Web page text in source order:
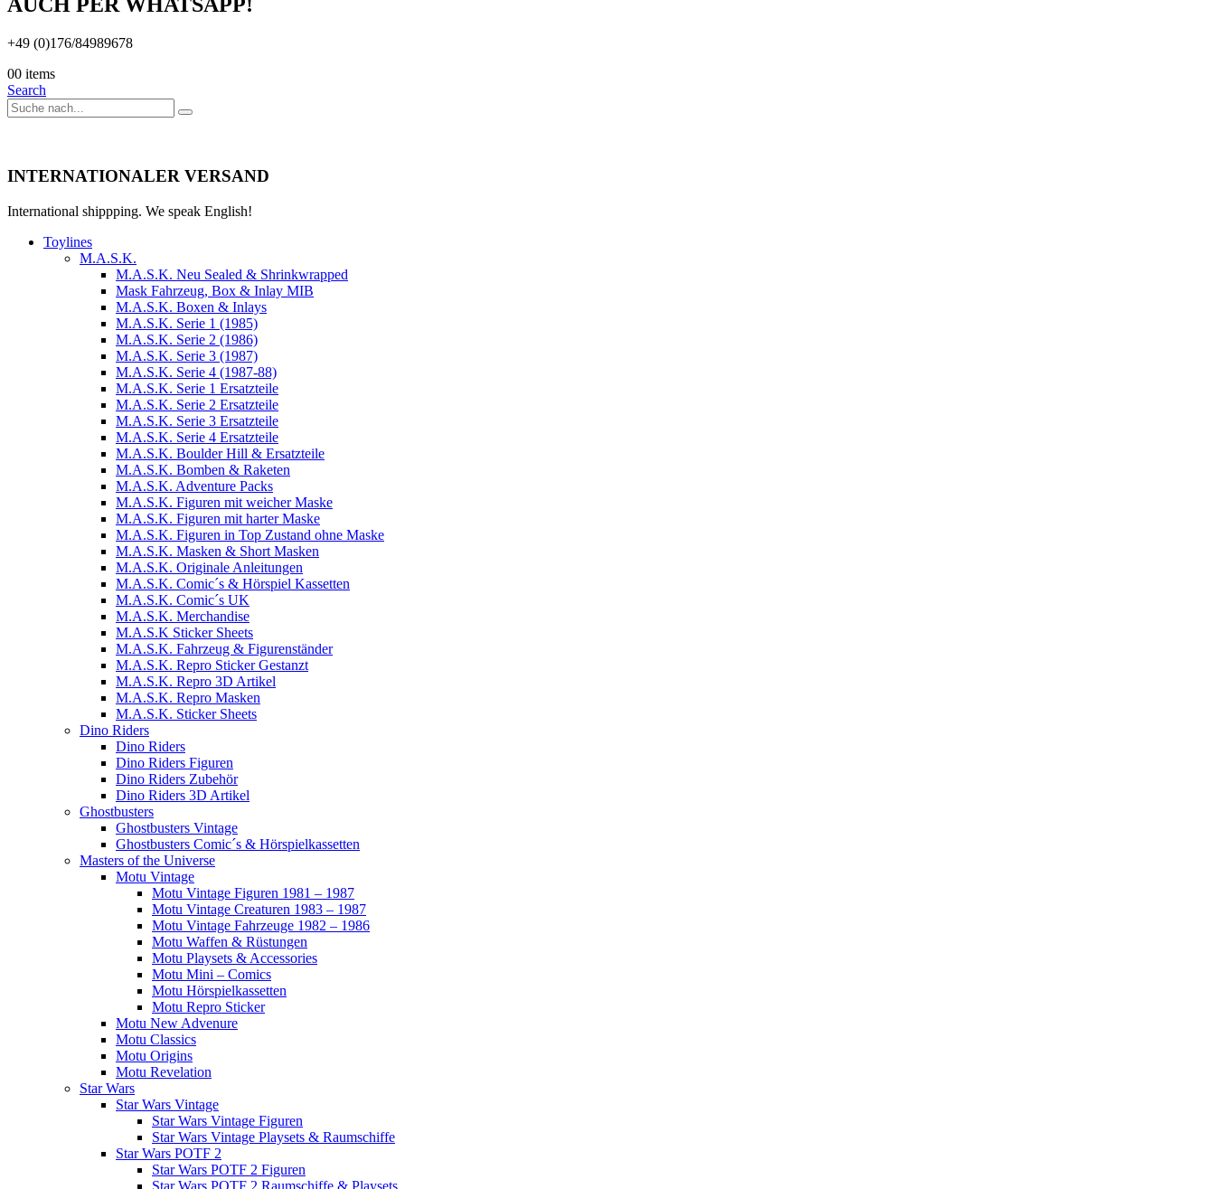
+49 (0)176/84989678
00 items
Search
INTERNATIONALER VERSAND
International shippping. We speak English!
Toylines
M.A.S.K.
M.A.S.K. Neu Sealed & Shrinkwrapped
Mask Fahrzeug, Box & Inlay MIB
M.A.S.K. Boxen & Inlays
M.A.S.K. Serie 1 (1985)
M.A.S.K. Serie 2 (1986)
M.A.S.K. Serie 3 (1987)
M.A.S.K. Serie 4 (1987-88)
M.A.S.K. Serie 1 Ersatzteile
M.A.S.K. Serie 2 Ersatzteile
M.A.S.K. Serie 3 Ersatzteile
M.A.S.K. Serie 4 Ersatzteile
M.A.S.K. Boulder Hill & Ersatzteile
M.A.S.K. Bomben & Raketen
M.A.S.K. Adventure Packs
M.A.S.K. Figuren mit weicher Maske
M.A.S.K. Figuren mit harter Maske
M.A.S.K. Figuren in Top Zustand ohne Maske
M.A.S.K. Masken & Short Masken
M.A.S.K. Originale Anleitungen
M.A.S.K. Comic´s & Hörspiel Kassetten
M.A.S.K. Comic´s UK
M.A.S.K. Merchandise
M.A.S.K Sticker Sheets
M.A.S.K. Fahrzeug & Figurenständer
M.A.S.K. Repro Sticker Gestanzt
M.A.S.K. Repro 3D Artikel
M.A.S.K. Repro Masken
M.A.S.K. Sticker Sheets
Dino Riders
Dino Riders
Dino Riders Figuren
Dino Riders Zubehör
Dino Riders 3D Artikel
Ghostbusters
Ghostbusters Vintage
Ghostbusters Comic´s & Hörspielkassetten
Masters of the Universe
Motu Vintage
Motu Vintage Figuren 1981 – 1987
Motu Vintage Creaturen 1983 – 1987
Motu Vintage Fahrzeuge 1982 – 1986
Motu Waffen & Rüstungen
Motu Playsets & Accessories
Motu Mini – Comics
Motu Hörspielkassetten
Motu Repro Sticker
Motu New Advenure
Motu Classics
Motu Origins
Motu Revelation
Star Wars
Star Wars Vintage
Star Wars Vintage Figuren
Star Wars Vintage Playsets & Raumschiffe
Star Wars POTF 2
Star Wars POTF 2 Figuren
Star Wars POTF 2 Raumschiffe & Playsets